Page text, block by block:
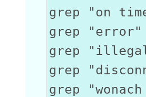
grep "on
grep "error"
grep
grep
grep